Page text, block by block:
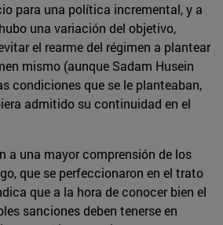
para una política incremental, y a
una variación del objetivo,
el rearme del régimen a plantear
mismo (aunque Sadam Husein
condiciones que se le planteaban,
admitido su continuidad en el
a una mayor comprensión de los
que se perfeccionaron en el trato
que a la hora de conocer bien el
sanciones deben tenerse en